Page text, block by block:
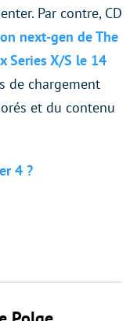
Par contre, CD
next-gen de The
Series X/S le 14
de chargement
et du contenu
4 ?